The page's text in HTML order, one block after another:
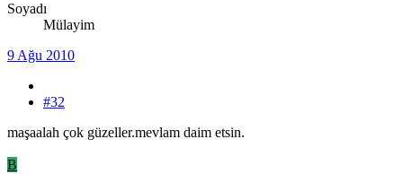
Soyadı
Mülayim
9 Ağu 2010
#32
maşaalah çok güzeller.mevlam daim etsin.
B